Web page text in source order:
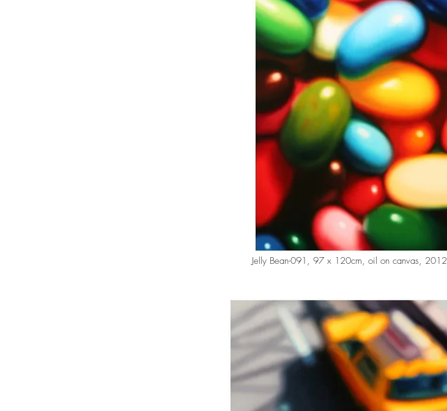
Jelly Bean-091, 97 x 120cm, oil on canvas, 2012